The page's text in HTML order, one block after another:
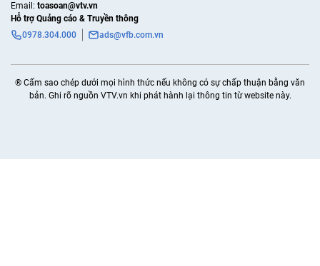
Email: toasoan@vtv.vn
Hỗ trợ Quảng cáo & Truyền thông
0978.304.000
ads@vfb.com.vn
® Cấm sao chép dưới mọi hình thức nếu không có sự chấp thuận bằng văn
bản. Ghi rõ nguồn VTV.vn khi phát hành lại thông tin từ website này.